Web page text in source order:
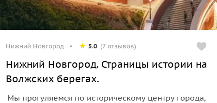
Нижний Новгород 5.0 (7 отзывов)
Нижний Новгород. Страницы истории на
Волжских берегах.
Мы прогуляемся по историческому центру города,